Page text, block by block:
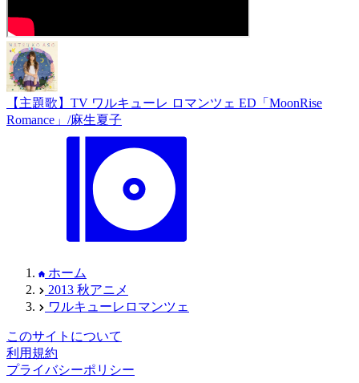
【主題歌】TV ワルキューレ ロマンツェ ED「MoonRise
Romance」/麻生夏子
ホーム
2013 秋アニメ
ワルキューレロマンツェ
このサイトについて
利用規約
プライバシーポリシー